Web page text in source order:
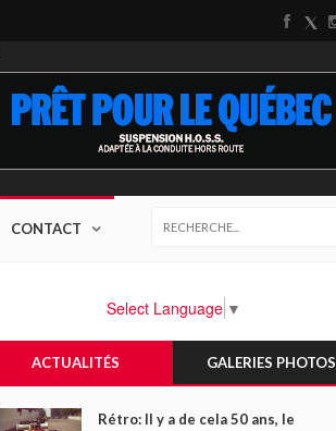
CONTACT
Select Language ▼
ACTUALITÉS GALERIES PHOTOS
Rétro: Il y a de cela 50 ans, le